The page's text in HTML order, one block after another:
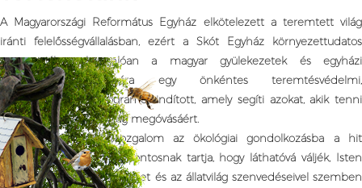
A Magyarországi Református Egyház elkötelezett a teremtett világ
iránti felelősségvállalásban, ezért a Skót Egyház környezettudatos
programjához hasonlóan a magyar gyülekezetek és egyházi
intézmények számára egy önkéntes teremtésvédelmi,
környezettudatos programot indított, amely segíti azokat, akik tenni
akarnak a teremtett világ megóvásáért.
Az Ökogyülekezeti Mozgalom az ökológiai gondolkozásba a hit
dimenzióját is bevonja. Fontosnak tartja, hogy láthatóvá váljék, Isten
nem közömbös a természet és az állatvilág szenvedéseivel szemben